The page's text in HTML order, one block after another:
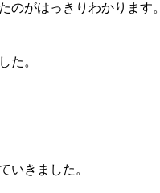
のがはっきりわかります。
た。
いきました。